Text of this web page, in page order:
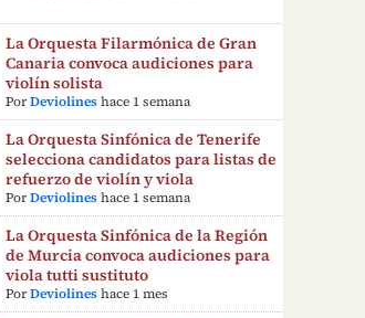
La Orquesta Filarmónica de Gran
Canaria convoca audiciones para
violín solista
PorDeviolines hace 1 semana
La Orquesta Sinfónica de Tenerife
selecciona candidatos para listas de
refuerzo de violín y viola
PorDeviolines hace 1 semana
La Orquesta Sinfónica de la Región
de Murcia convoca audiciones para
viola tutti sustituto
PorDeviolines hace 1 mes